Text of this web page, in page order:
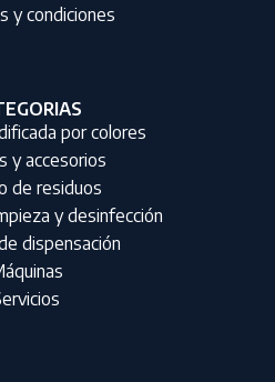
y condiciones
por colores
y accesorios
de residuos
y desinfección
dispensación